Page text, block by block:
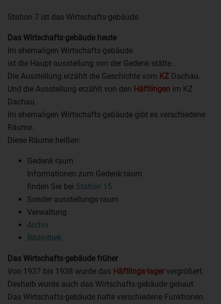
Station 7 ist das Wirtschafts·gebäude.
Das Wirtschafts·gebäude heute
Im ehemaligen Wirtschafts·gebäude
ist die Haupt·ausstellung von der Gedenk·stätte.
Die Ausstellung erzählt die Geschichte vom KZ Dachau.
Und die Ausstellung erzählt von den Häftlingen im KZ
Dachau.
Im ehemaligen Wirtschafts·gebäude gibt es verschiedene
Räume.
Diese Räume heißen:
Gedenk·raum
Informationen zum Gedenk·raum
finden Sie bei Station 15
Sonder·ausstellungs·raum
Verwaltung
Archiv
Bibliothek
Das Wirtschafts·gebäude früher
Von 1937 bis 1938 wurde das Häftlings·lagervergrößert.
Deshalb wurde auch das Wirtschafts·gebäude gebaut.
Das Wirtschafts·gebäude hatte verschiedene Funktionen.